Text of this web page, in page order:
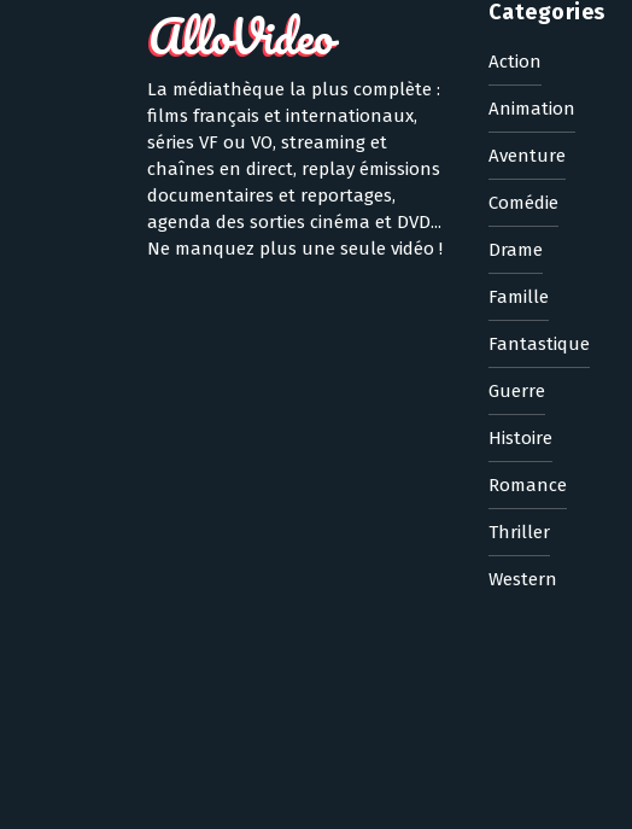
La médiathèque la plus complète :
films français et internationaux,
séries VF ou VO, streaming et
chaînes en direct, replay émissions
documentaires et reportages,
agenda des sorties cinéma et DVD...
Ne manquez plus une seule vidéo !
Categories
Action
Animation
Aventure
Comédie
Drame
Famille
Fantastique
Guerre
Histoire
Romance
Thriller
Western